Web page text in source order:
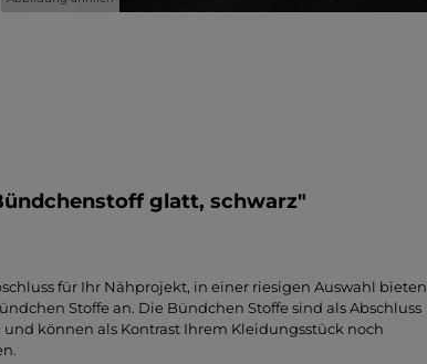
glatt, schwarz"
für Ihr Nähprojekt, in einer riesigen Auswahl bieten
Stoffe an. Die Bündchen Stoffe sind als Abschluss
können als Kontrast Ihrem Kleidungsstück noch